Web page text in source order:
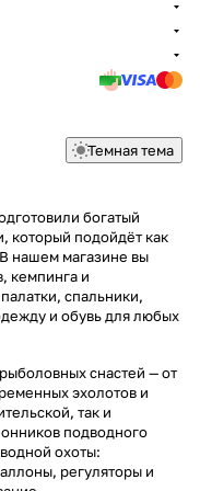
Темная тема
богатый
который подойдёт как
нашем магазине вы
кемпинга и
спальники,
и обувь для любых
снастей — от
эхолотов и
так и
подводного
охоты:
регуляторы и